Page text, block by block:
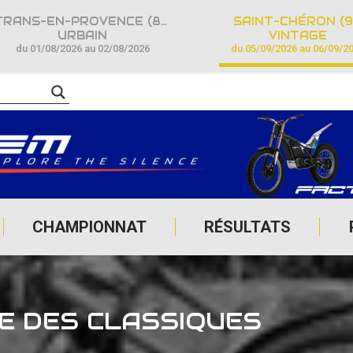
CHAMPIONNAT RÉSULTATS
TRANS-EN-PROVENCE (83)
URBAIN
du 01/08/2026 au 02/08/2026
SAINT-CHÉRON
VINTAGE
du 05/09/2026 au 06/09/
DES CLASSIQUES